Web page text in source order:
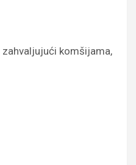
zahvaljujući komšijama,